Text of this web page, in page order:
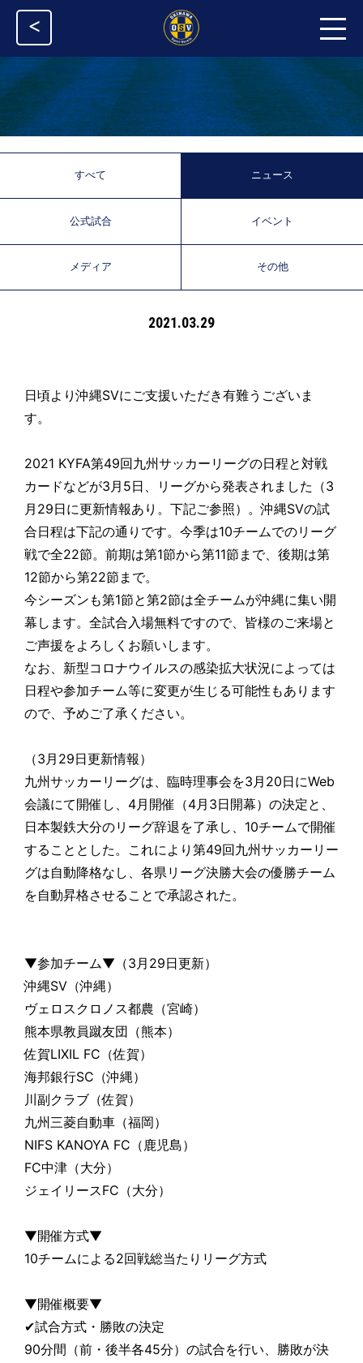
<
すべて ニュース
公式試合 イベント
メディア その他
2021.03.29
日頃より沖縄SVにご支援いただき有難うございま
す。
2021 KYFA第49回九州サッカーリーグの日程と対戦
カードなどが3月5日、リーグから発表されました（3
月29日に更新情報あり。下記ご参照）。沖縄SVの試
合日程は下記の通りです。今季は10チームでのリーグ
戦で全22節。前期は第1節から第11節まで、後期は第
12節から第22節まで。
今シーズンも第1節と第2節は全チームが沖縄に集い開
幕します。全試合入場無料ですので、皆様のご来場と
ご声援をよろしくお願いします。
なお、新型コロナウイルスの感染拡大状況によっては
日程や参加チーム等に変更が生じる可能性もあります
ので、予めご了承ください。
（3月29日更新情報）
九州サッカーリーグは、臨時理事会を3月20日にWeb
会議にて開催し、4月開催（4月3日開幕）の決定と、
日本製鉄大分のリーグ辞退を了承し、10チームで開催
することとした。これにより第49回九州サッカーリー
グは自動降格なし、各県リーグ決勝大会の優勝チーム
を自動昇格させることで承認された。
▼参加チーム▼（3月29日更新）
沖縄SV（沖縄）
ヴェロスクロノス都農（宮崎）
熊本県教員蹴友団（熊本）
佐賀LIXIL FC（佐賀）
海邦銀行SC（沖縄）
川副クラブ（佐賀）
九州三菱自動車（福岡）
NIFS KANOYA FC（鹿児島）
FC中津（大分）
ジェイリースFC（大分）
▼開催方式▼
10チームによる2回戦総当たりリーグ方式
▼開催概要▼
✔試合方式・勝敗の決定
90分間（前・後半各45分）の試合を行い、勝敗が決